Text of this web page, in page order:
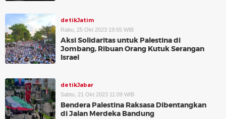
detikJatim
Rabu, 25 Okt 2023 19:55 WIB
Aksi Solidaritas untuk Palestina di
Jombang, Ribuan Orang Kutuk Serangan
Israel
detikJabar
Sabtu, 21 Okt 2023 11:09 WIB
Bendera Palestina Raksasa Dibentangkan
di Jalan Merdeka Bandung